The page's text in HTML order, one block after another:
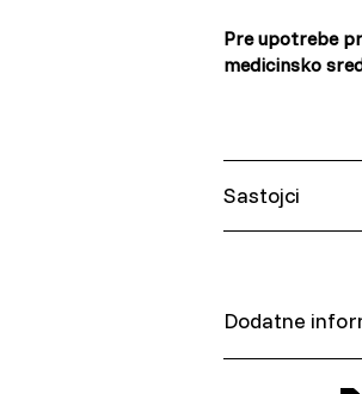
Pre upotrebe
medicinsko
Sastojci
Dodatne